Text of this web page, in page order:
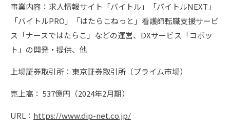
事業内容：求人情報サイト「バイトル」「バイトルNEXT」
「バイトルPRO」「はたらこねっと」看護師転職支援サービ
ス「ナースではたらこ」などの運営、DXサービス「コボッ
ト」の開発・提供、他
上場証券取引所：東京証券取引所（プライム市場）
売上高： 537億円（2024年2月期）
URL： https://www.dip-net.co.jp/